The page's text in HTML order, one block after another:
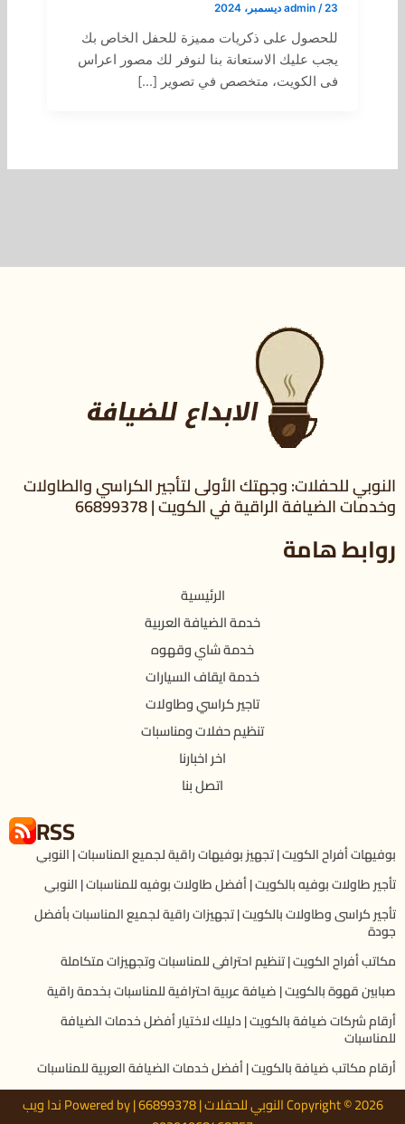
admin /23 ديسمبر، 2024
للحصول على ذكريات مميزة للحفل الخاص بك
يجب عليك الاستعانة بنا لنوفر لك مصور اعراس
فى الكويت، متخصص في تصوير […]
النوبي للحفلات: وجهتك الأولى لتأجير الكراسي والطاولات
وخدمات الضيافة الراقية في الكويت | 66899378
روابط هامة
الرئيسية
خدمة الضيافة العربية
خدمة شاي وقهوه
خدمة ايقاف السيارات
تاجير كراسي وطاولات
تنظيم حفلات ومناسبات
اخر اخبارنا
اتصل بنا
RSS
بوفيهات أفراح الكويت | تجهيز بوفيهات راقية لجميع المناسبات | النوبي
تأجير طاولات بوفيه بالكويت | أفضل طاولات بوفيه للمناسبات | النوبي
تأجير كراسى وطاولات بالكويت | تجهيزات راقية لجميع المناسبات بأفضل
جودة
مكاتب أفراح الكويت | تنظيم احترافي للمناسبات وتجهيزات متكاملة
صبابين قهوة بالكويت | ضيافة عربية احترافية للمناسبات بخدمة راقية
أرقام شركات ضيافة بالكويت | دليلك لاختيار أفضل خدمات الضيافة
للمناسبات
أرقام مكاتب ضيافة بالكويت | أفضل خدمات الضيافة العربية للمناسبات
Copyright © 2026 النوبي للحفلات | 66899378 | Powered by ندا ويب